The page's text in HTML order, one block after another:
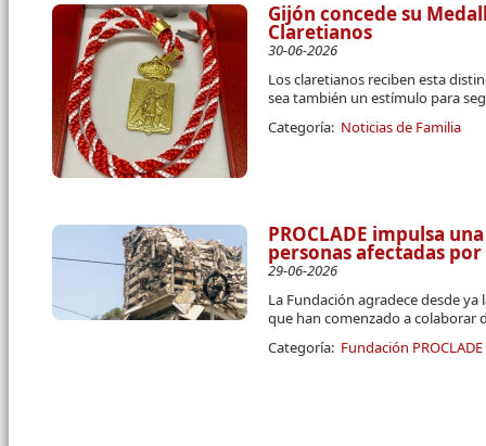
Gijón concede su
Claretianos
30-06-2026
Los claretianos reciben esta
sea también un estímulo para
Categoría: Noticias de Familia
PROCLADE impulsa
personas afectadas
29-06-2026
La Fundación agradece desde
que han comenzado a colaborar
Categoría: Fundación PROCLADE